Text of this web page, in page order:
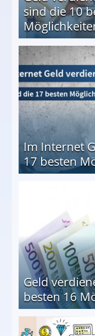
sind die 10
besten Möglichkeiten
Im Internet
17 besten
Geld
besten 16